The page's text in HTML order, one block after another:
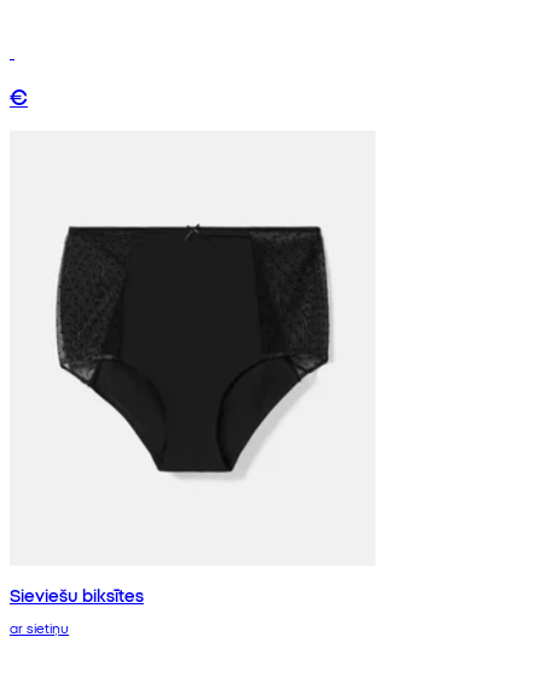
€
Sieviešu biksītes
ar sietiņu